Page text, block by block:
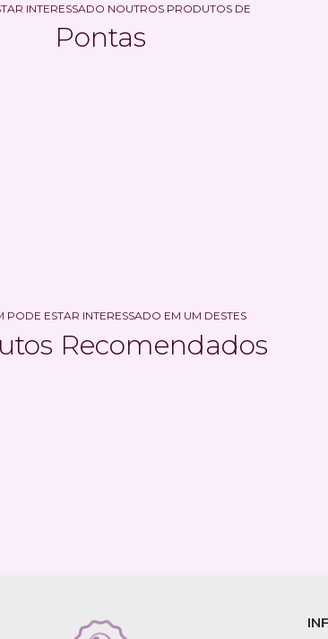
INTERESSADO NOUTROS PRODUTOS DE
Pontas
PODE ESTAR INTERESSADO EM UM DESTES
Recomendados